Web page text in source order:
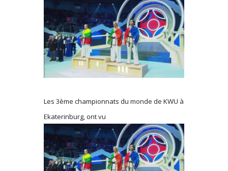
Voir
l'image
agrandie
Les 3ème championnats du monde de KWU à
Ekaterinburg, ont vu